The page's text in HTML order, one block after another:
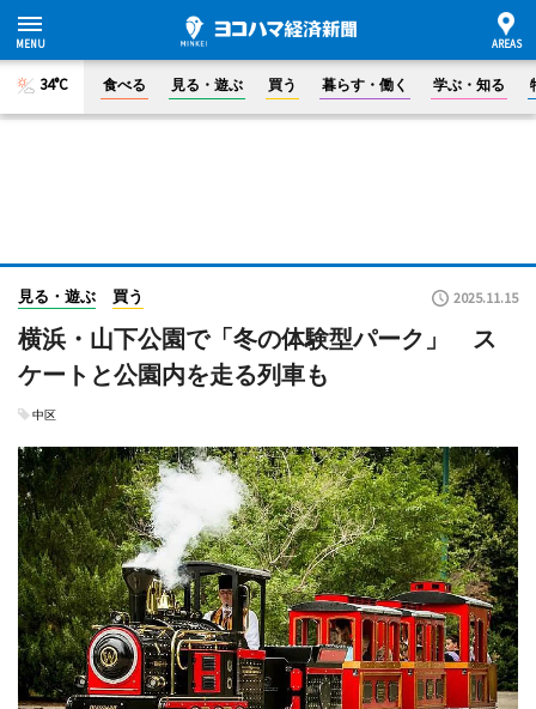
34°C 食べる 見る・遊ぶ 買う 暮らす・働く 学ぶ・知る
見る・遊ぶ 買う 2025.11.15
横浜・山下公園で「冬の体験型パーク」 ス
ケートと公園内を走る列車も
中区